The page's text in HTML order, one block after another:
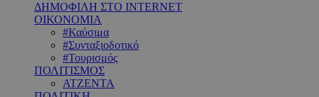
ΔΗΜΟΦΙΛΗ ΣΤΟ INTERNET
ΟΙΚΟΝΟΜΙΑ
#Καύσιμα
#Συνταξιοδοτικό
#Τουρισμός
ΠΟΛΙΤΙΣΜΟΣ
ΑΤΖΕΝΤΑ